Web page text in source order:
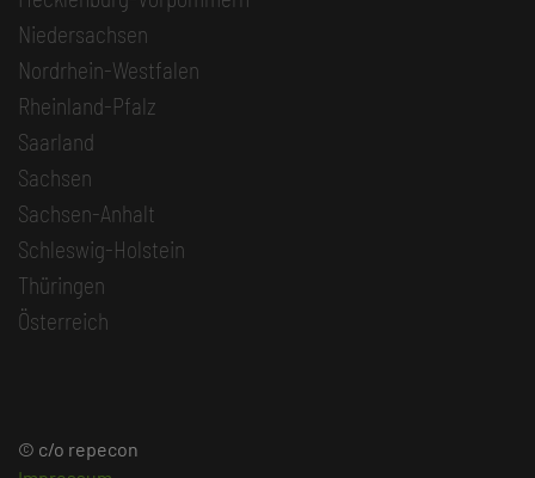
Niedersachsen
Nordrhein-Westfalen
Rheinland-Pfalz
Saarland
Sachsen
Sachsen-Anhalt
Schleswig-Holstein
Thüringen
Österreich
© c/o repecon